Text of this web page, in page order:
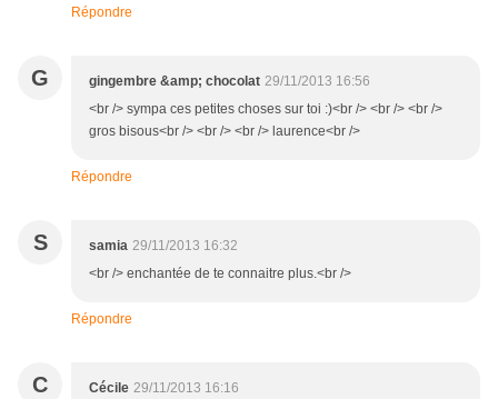
Répondre
G gingembre &amp; chocolat 29/11/2013 16:56
<br /> sympa ces petites choses sur toi :)<br /> <br /> <br />
gros bisous<br /> <br /> <br /> laurence<br />
Répondre
S samia 29/11/2013 16:32
<br /> enchantée de te connaitre plus.<br />
Répondre
C Cécile 29/11/2013 16:16